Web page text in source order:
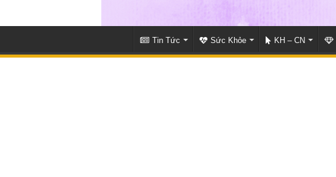
Tin Tức Sức Khỏe KH – CN